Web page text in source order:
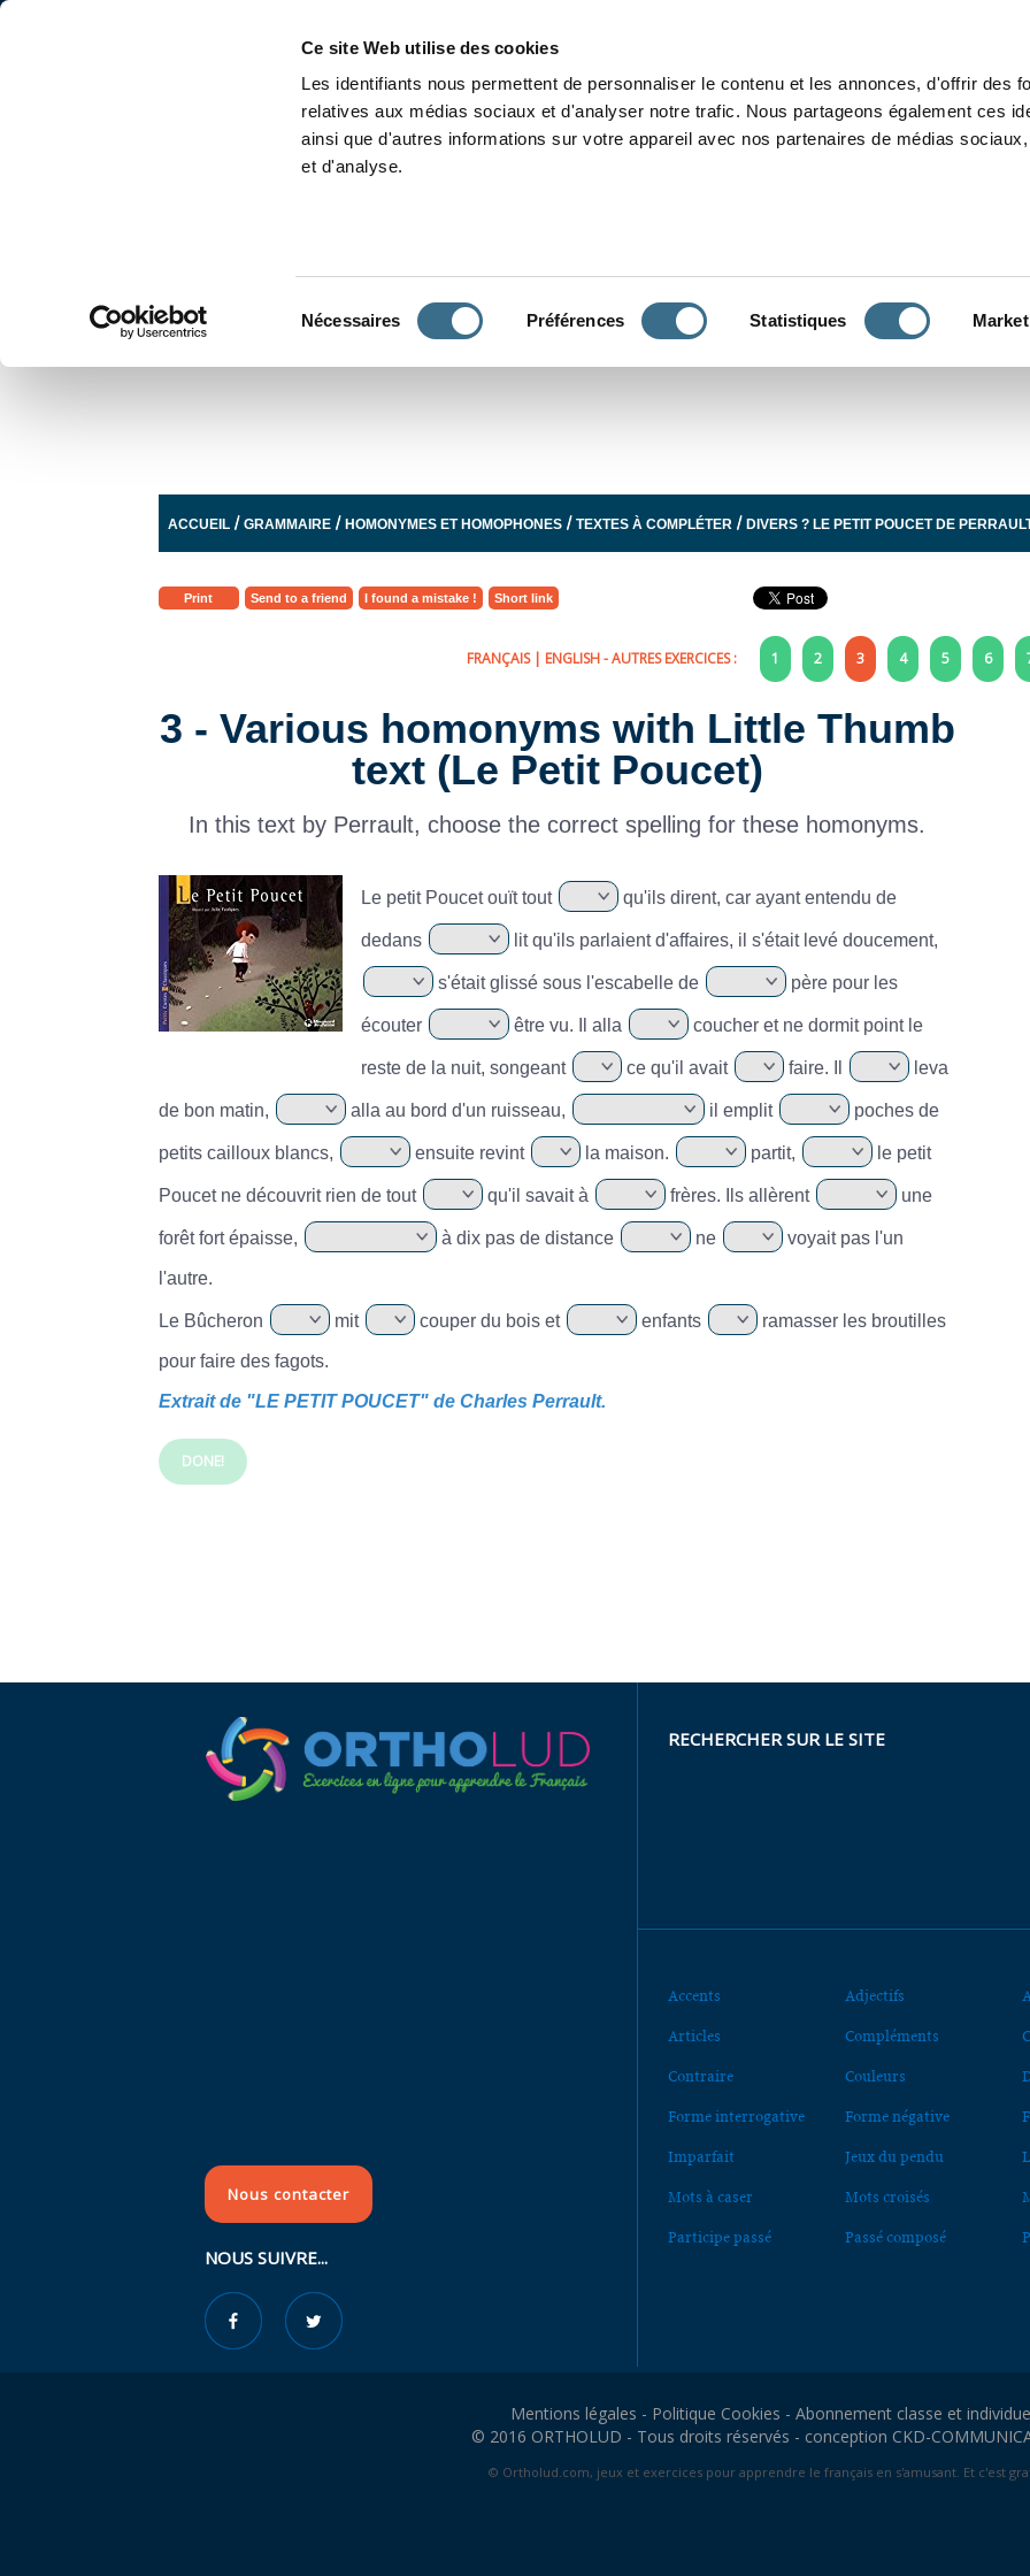
Ce site Web utilise des cookies
Les identifiants nous permettent de personnaliser le contenu et les annonces, d'offrir des
relatives aux médias sociaux et d'analyser notre trafic. Nous partageons également ces
ainsi que d'autres informations sur votre appareil avec nos partenaires de médias
et d'analyse.
Nécessaires Préférences Statistiques
ACCUEIL /GRAMMAIRE /HOMONYMES ET HOMOPHONES /TEXTES À COMPLÉTER /DIVERS ? LE PETIT POUCET DE
Print Send to a friend I found a mistake ! Short link
FRANÇAIS| ENGLISH- AUTRES EXERCICES : 1 2 3 4 5 6
3 - Various homonyms with Little Thumb
text (Le Petit Poucet)
In this text by Perrault, choose the correct spelling for these homonyms.
Le petit Poucet ouït tout qu'ils dirent, car ayant entendu de
dedans lit qu'ils parlaient d'affaires, il s'était levé doucement,
s'était glissé sous l'escabelle de père pour les
écouter être vu. Il alla coucher et ne dormit point le
reste de la nuit, songeant ce qu'il avait faire. Il leva
de bon matin, alla au bord d'un ruisseau, il emplit poches de
petits cailloux blancs, ensuite revint la maison. partit, le petit
Poucet ne découvrit rien de tout qu'il savait à frères. Ils allèrent une
forêt fort épaisse, à dix pas de distance ne voyait pas l'un
l'autre.
Le Bûcheron mit couper du bois et enfants ramasser les broutilles
pour faire des fagots.
Extrait de "LE PETIT POUCET" de Charles Perrault.
DONE!
Nous contacter
NOUS SUIVRE...
RECHERCHER SUR LE SITE
Accents Adjectifs
Articles Compléments
Contraire Couleurs
Forme interrogative Forme négative
Imparfait Jeux du pendu
Mots à caser Mots croisés
Participe passé Passé composé
Mentions légales - Politique Cookies - Abonnement classe et
© 2016 ORTHOLUD - Tous droits réservés - conception CKD-
© Ortholud.com, jeux et exercices pour apprendre le français en s'amusant. Et c'est